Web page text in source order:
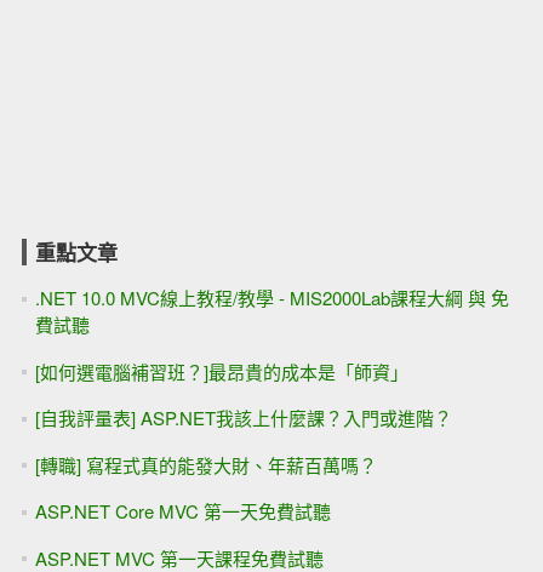
重點文章
.NET 10.0 MVC線上教程/教學 - MIS2000Lab課程大綱 與 免
費試聽
[如何選電腦補習班？]最昂貴的成本是「師資」
[自我評量表] ASP.NET我該上什麼課？入門或進階？
[轉職] 寫程式真的能發大財、年薪百萬嗎？
ASP.NET Core MVC 第一天免費試聽
ASP.NET MVC 第一天課程免費試聽